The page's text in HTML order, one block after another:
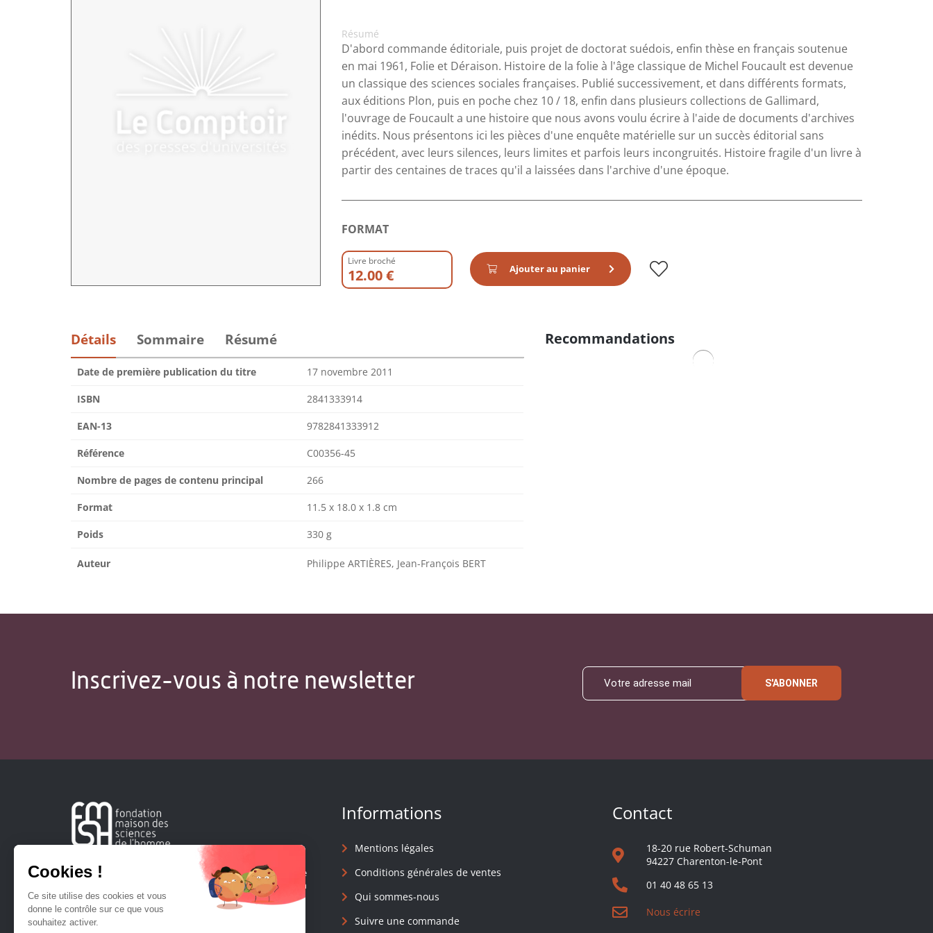
Résumé
D'abord commande éditoriale, puis projet de doctorat suédois, enfin thèse en français soutenue
en mai 1961, Folie et Déraison. Histoire de la folie à l'âge classique de Michel Foucault est devenue
un classique des sciences sociales françaises. Publié successivement, et dans différents formats,
aux éditions Plon, puis en poche chez 10 / 18, enfin dans plusieurs collections de Gallimard,
l'ouvrage de Foucault a une histoire que nous avons voulu écrire à l'aide de documents d'archives
inédits. Nous présentons ici les pièces d'une enquête matérielle sur un succès éditorial sans
précédent, avec leurs silences, leurs limites et parfois leurs incongruités. Histoire fragile d'un livre à
partir des centaines de traces qu'il a laissées dans l'archive d'une époque.
FORMAT
Livre broché
12.00 € Ajouter au panier
Détails Sommaire Résumé
Date de première publication du titre 17 novembre 2011
ISBN 2841333914
EAN-13 9782841333912
Référence C00356-45
Nombre de pages de contenu principal 266
Format 11.5 x 18.0 x 1.8 cm
Poids 330 g
Auteur Philippe ARTIÈRES, Jean-François BERT
Recommandations
Inscrivez-vous à notre newsletter S'ABONNER
Créée en 1963, la Fondation Maison Sciences de l'Homme
soutient la recherche et la diffusion des connaissances en
sciences humaines et sociales.
Informations
Mentions légales
Conditions générales de ventes
Qui sommes-nous
Suivre une commande
Contact
18-20 rue Robert-Schuman
94227 Charenton-le-Pont
01 40 48 65 13
Nous écrire